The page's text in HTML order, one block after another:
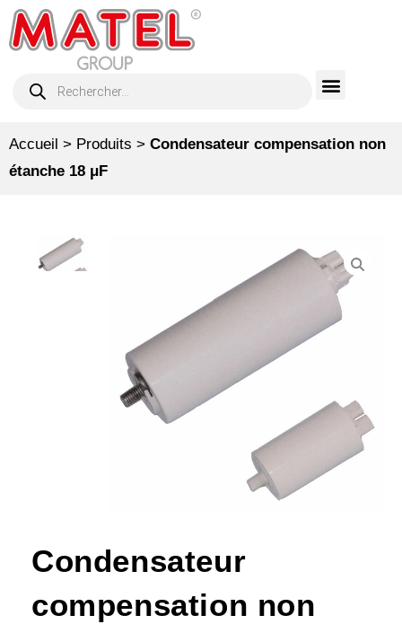
Accueil > Produits > Condensateur compensation non
étanche 18 μF
Condensateur
compensation non